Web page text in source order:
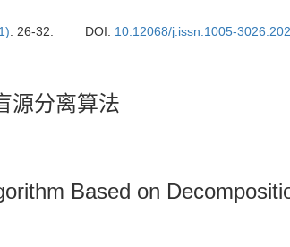
: 26-32. DOI: 10.12068/j.issn.1005-
源分离算法
Based on